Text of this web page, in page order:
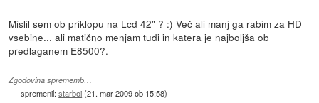
Mislil sem ob priklopu na Lcd 42" ? :) Več ali manj ga rabim za HD
vsebine... ali matično menjam tudi in katera je najboljša ob
predlaganem E8500?.
Zgodovina sprememb…
spremenil:starboi(21. mar 2009 ob 15:58)